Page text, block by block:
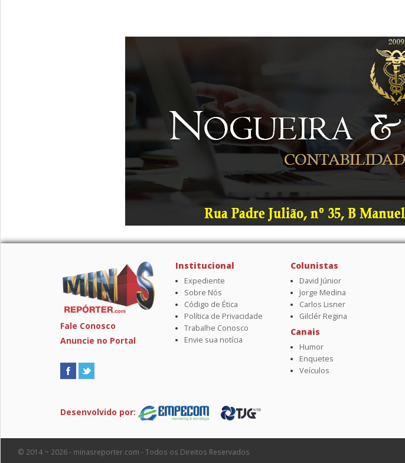
Fale Conosco
Anuncie no Portal
Institucional
Expediente
Sobre Nós
Código de Ética
Política de Privacidade
Trabalhe Conosco
Envie sua notícia
Colunistas
David Júnior
Jorge Medina
Carlos Lisner
Gilclér Regina
Canais
Humor
Enquetes
Veículos
Desenvolvido por:
© 2014 ~ 2026 - minasreporter.com - Todos os Direitos Reservados